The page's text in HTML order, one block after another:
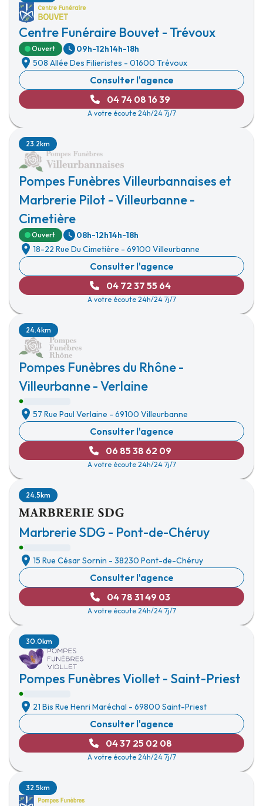
Centre Funéraire Bouvet - Trévoux
Ouvert 09h-12h14h-18h
508 Allée Des Filieristes - 01600 Trévoux
Consulter l'agence
04 74 08 16 39
A votre écoute 24h/24 7j/7
Pompes Funèbres Villeurbannaises et
Marbrerie Pilot - Villeurbanne -
Cimetière
23.2km
Ouvert 08h-12h14h-18h
18-22 Rue Du Cimetière - 69100 Villeurbanne
Consulter l'agence
04 72 37 55 64
A votre écoute 24h/24 7j/7
Pompes Funèbres du Rhône -
Villeurbanne - Verlaine
24.4km
57 Rue Paul Verlaine - 69100 Villeurbanne
Consulter l'agence
06 85 38 62 09
A votre écoute 24h/24 7j/7
Marbrerie SDG - Pont-de-Chéruy
24.5km
15 Rue César Sornin - 38230 Pont-de-Chéruy
Consulter l'agence
04 78 31 49 03
A votre écoute 24h/24 7j/7
Pompes Funèbres Viollet - Saint-Priest
30.0km
21 Bis Rue Henri Maréchal - 69800 Saint-Priest
Consulter l'agence
04 37 25 02 08
A votre écoute 24h/24 7j/7
32.5km